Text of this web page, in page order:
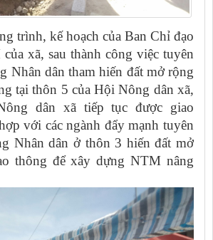
trình, kế hoạch của Ban Chỉ đạo
xã, sau thành công việc tuyên
Nhân dân tham hiến đất mở rộng
tại thôn 5 của Hội Nông dân xã,
dân xã tiếp tục được giao
với các ngành đẩy mạnh tuyên
Nhân dân ở thôn 3 hiến đất mở
thông để xây dựng NTM nâng